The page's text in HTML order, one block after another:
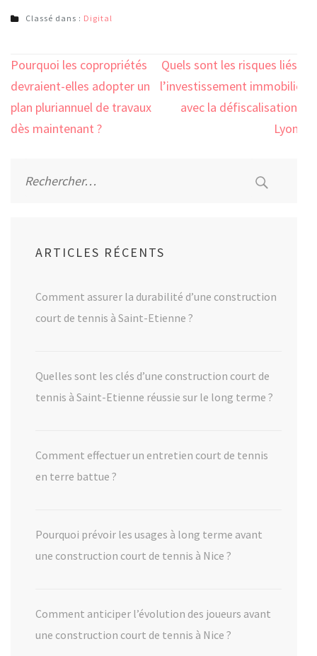
Classé dans : Digital
Navigation
de
l’article
Pourquoi les copropriétés
devraient-elles adopter un
plan pluriannuel de travaux
dès maintenant ?
Quels sont les risques liés à
l’investissement immobilier
avec la défiscalisation à
Lyon ?
ARTICLES RÉCENTS
Comment assurer la durabilité d’une construction
court de tennis à Saint-Etienne ?
Quelles sont les clés d’une construction court de
tennis à Saint-Etienne réussie sur le long terme ?
Comment effectuer un entretien court de tennis
en terre battue ?
Pourquoi prévoir les usages à long terme avant
une construction court de tennis à Nice ?
Comment anticiper l’évolution des joueurs avant
une construction court de tennis à Nice ?